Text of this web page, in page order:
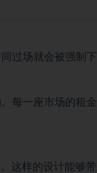
过场就会被强制
每一座市场的租
这样的设计能够带